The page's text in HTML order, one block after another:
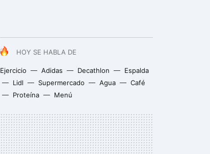
HOY SE HABLA DE
Ejercicio Adidas Decathlon
Espalda
Lidl
Supermercado Agua
Café
Proteína
Menú